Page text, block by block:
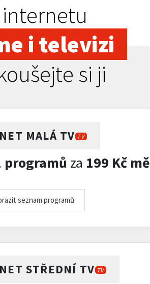
internetu
i televizi
si ji
MALÁ TV TV
programů za 199 Kč
seznam programů
STŘEDNÍ TV TV